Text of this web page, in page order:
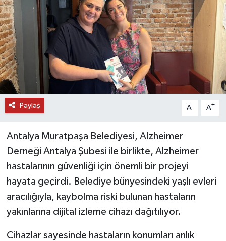
Paylaş A- A+
Antalya Muratpaşa Belediyesi, Alzheimer
Derneği Antalya Şubesi ile birlikte, Alzheimer
hastalarının güvenliği için önemli bir projeyi
hayata geçirdi. Belediye bünyesindeki yaşlı evleri
aracılığıyla, kaybolma riski bulunan hastaların
yakınlarına dijital izleme cihazı dağıtılıyor.
Cihazlar sayesinde hastaların konumları anlık
EĞİTİM
TURİZM
RÖPORTAJ
VİDEO HABERLER
MAGAZİN